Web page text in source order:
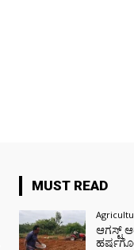
MUST READ
ಆಗಸ್ಟ್